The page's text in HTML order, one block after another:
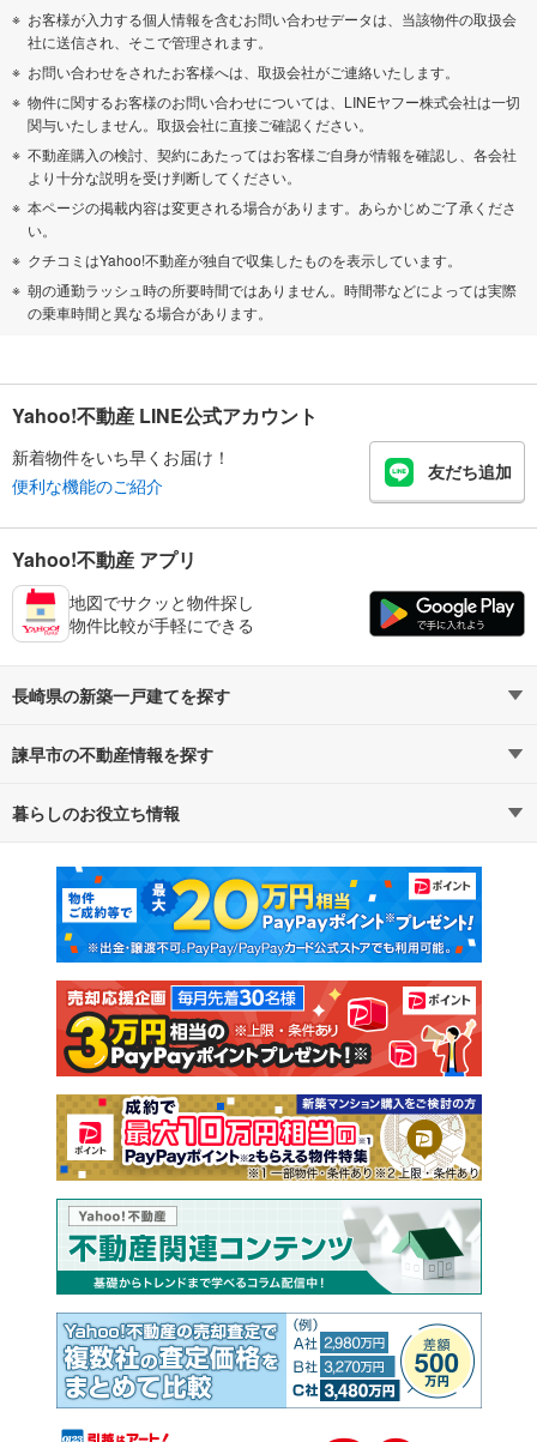
お客様が入力する個人情報を含むお問い合わせデータは、当該物件の取扱会
社に送信され、そこで管理されます。
お問い合わせをされたお客様へは、取扱会社がご連絡いたします。
物件に関するお客様のお問い合わせについては、LINEヤフー株式会社は一切
関与いたしません。取扱会社に直接ご確認ください。
不動産購入の検討、契約にあたってはお客様ご自身が情報を確認し、各会社
より十分な説明を受け判断してください。
本ページの掲載内容は変更される場合があります。あらかじめご了承くださ
い。
クチコミはYahoo!不動産が独自で収集したものを表示しています。
朝の通勤ラッシュ時の所要時間ではありません。時間帯などによっては実際
の乗車時間と異なる場合があります。
Yahoo!不動産 LINE公式アカウント
新着物件をいち早くお届け！
便利な機能のご紹介
友だち追加
Yahoo!不動産 アプリ
地図でサクッと物件探し
物件比較が手軽にできる
長崎県の新築一戸建てを探す
路線・駅から探す
通勤・通学時間から探す
諫早市の不動産情報を探す
不動産・住宅
新築マンション 中古マンション
新築一戸建て 中古一戸建て
注文住宅 土地
売却査定
暮らしのお役立ち情報
マンションカタログ 教えて！住まいの先生